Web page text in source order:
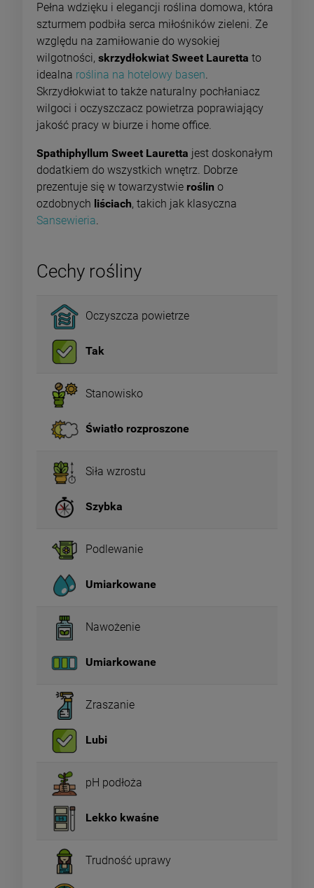
Pełna wdzięku i elegancji roślina domowa, która
szturmem podbiła serca miłośników zieleni. Ze
względu na zamiłowanie do wysokiej
wilgotności, skrzydłokwiat Sweet Lauretta to
idealna roślina na hotelowy basen.
Skrzydłokwiat to także naturalny pochłaniacz
wilgoci i oczyszczacz powietrza poprawiający
jakość pracy w biurze i home office.
Spathiphyllum Sweet Lauretta jest doskonałym
dodatkiem do wszystkich wnętrz. Dobrze
prezentuje się w towarzystwie roślin o
ozdobnych liściach, takich jak klasyczna
Sansewieria.
Cechy rośliny
Oczyszcza powietrze
Tak
Stanowisko
Światło rozproszone
Siła wzrostu
Szybka
Podlewanie
Umiarkowane
Nawożenie
Umiarkowane
Zraszanie
Lubi
pH podłoża
Lekko kwaśne
Trudność uprawy